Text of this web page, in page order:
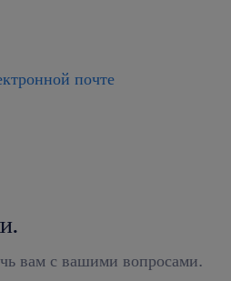
почте
вам с вашими вопросами.